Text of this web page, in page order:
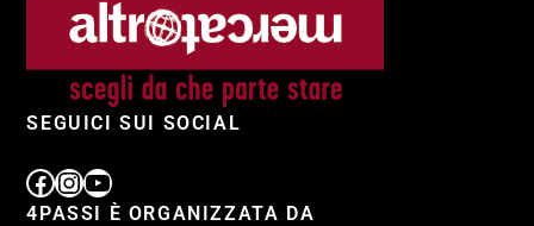
SEGUICI SUI SOCIAL
4PASSI È ORGANIZZATA DA